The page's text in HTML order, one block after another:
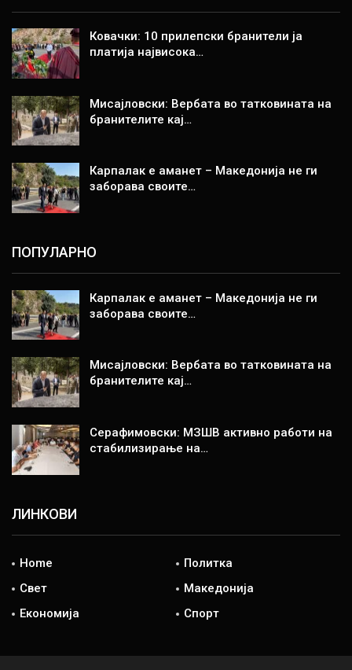
Ковачки: 10 прилепски бранители ја
платија највисока…
Мисајловски: Вербата во татковината на
бранителите кај…
Карпалак е аманет – Македонија не ги
заборава своите…
ПОПУЛАРНО
Карпалак е аманет – Македонија не ги
заборава своите…
Мисајловски: Вербата во татковината на
бранителите кај…
Серафимовски: МЗШВ активно работи на
стабилизирање на…
ЛИНКОВИ
Home
Политка
Свет
Македонија
Економија
Спорт